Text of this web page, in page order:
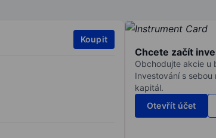
Koupit
Chcete začít
Obchodujte akcie u
Investování s
kapitál.
Otevřít účet